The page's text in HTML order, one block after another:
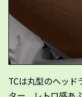
TCは丸型のヘッド